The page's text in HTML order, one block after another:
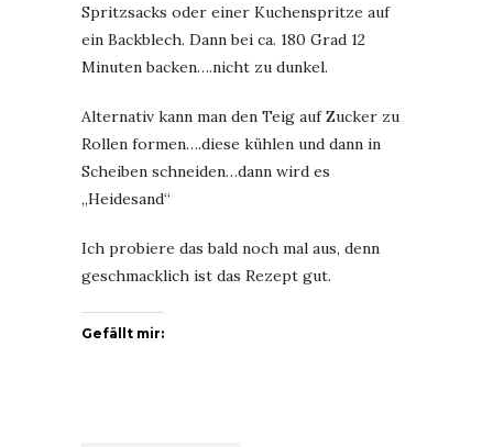
Spritzsacks oder einer Kuchenspritze auf
ein Backblech. Dann bei ca. 180 Grad 12
Minuten backen….nicht zu dunkel.
Alternativ kann man den Teig auf Zucker zu
Rollen formen….diese kühlen und dann in
Scheiben schneiden…dann wird es
„Heidesand“
Ich probiere das bald noch mal aus, denn
geschmacklich ist das Rezept gut.
Gefällt mir: